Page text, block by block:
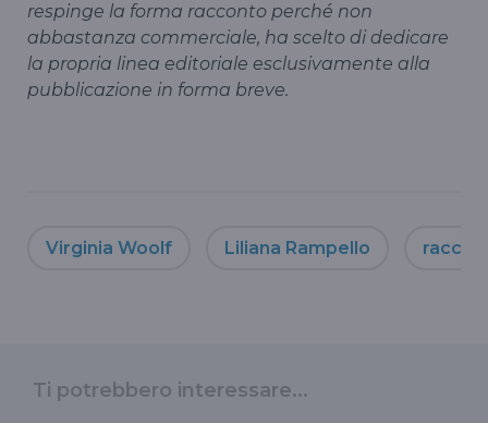
respinge la forma racconto perché non
abbastanza commerciale, ha scelto di dedicare
la propria linea editoriale esclusivamente alla
pubblicazione in forma breve.
Virginia Woolf Liliana Rampello
Ti potrebbero interessare...